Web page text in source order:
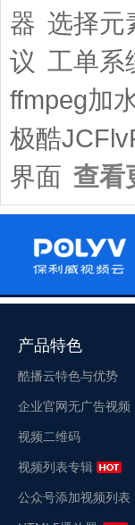
器 选择元
议 工单系
ffmpeg加
极酷
界面 查看
产品特色
酷播云特色与优势
企业官网无广告视频
视频二维码
视频列表专辑
公众号添加视频列表